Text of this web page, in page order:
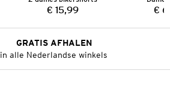
Prijs:
€ 15,99 €
GRATIS AFHALEN
in alle Nederlandse winkels